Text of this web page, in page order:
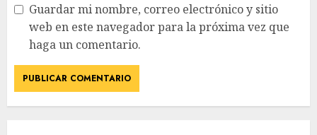
Guardar mi nombre, correo electrónico y sitio
web en este navegador para la próxima vez que
haga un comentario.